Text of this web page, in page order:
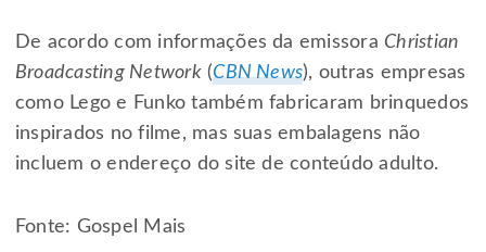
De acordo com informações da emissora Christian
Broadcasting Network(CBN News), outras empresas
como Lego e Funko também fabricaram brinquedos
inspirados no filme, mas suas embalagens não
incluem o endereço do site de conteúdo adulto.
Fonte: Gospel Mais